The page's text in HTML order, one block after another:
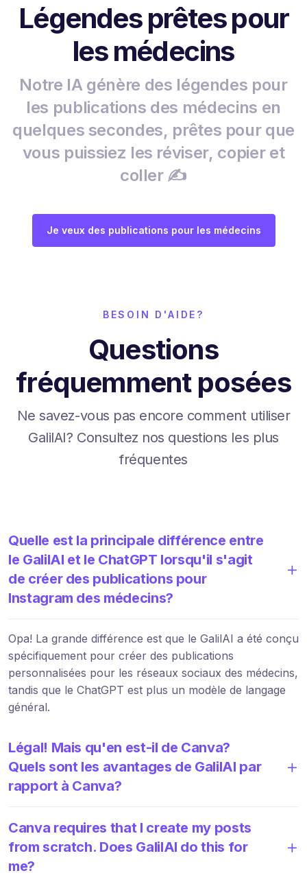
Légendes prêtes pour
les médecins
Notre IA génère des légendes pour
les publications des médecins en
quelques secondes, prêtes pour que
vous puissiez les réviser, copier et
coller ✍️
Je veux des publications pour les médecins
BESOIN D'AIDE?
Questions
fréquemment posées
Ne savez-vous pas encore comment utiliser
GalilAI? Consultez nos questions les plus
fréquentes
Quelle est la principale différence entre
le GalilAI et le ChatGPT lorsqu'il s'agit
de créer des publications pour
Instagram des médecins?
Opa! La grande différence est que le GalilAI a été conçu
spécifiquement pour créer des publications
personnalisées pour les réseaux sociaux des médecins,
tandis que le ChatGPT est plus un modèle de langage
général.
Légal! Mais qu'en est-il de Canva?
Quels sont les avantages de GalilAI par
rapport à Canva?
Canva requires that I create my posts
from scratch. Does GalilAI do this for
me?